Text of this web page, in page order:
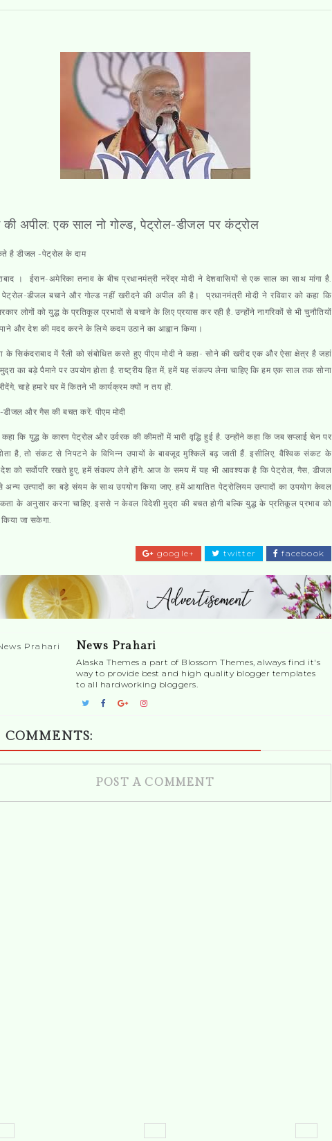
की अपील: एक साल नो गोल्ड, पेट्रोल-डीजल पर कंट्रोल
है डीजल -पेट्रोल के दाम
। ईरान-अमेरिका तनाव के बीच प्रधानमंत्री नरेंद्र मोदी ने देशवासियों से एक साल का साथ मांगा है.
पेट्रोल-डीजल बचाने और गोल्ड नहीं खरीदने की अपील की है। प्रधानमंत्री मोदी ने रविवार को कहा कि
लोगों को युद्ध के प्रतिकूल प्रभावों से बचाने के लिए प्रयास कर रही है. उन्होंने नागरिकों से भी चुनौतियों
और देश की मदद करने के लिये कदम उठाने का आह्वान किया।
के सिकंदराबाद में रैली को संबोधित करते हुए पीएम मोदी ने कहा- सोने की खरीद एक और ऐसा क्षेत्र है जहां
का बड़े पैमाने पर उपयोग होता है. राष्ट्रीय हित में, हमें यह संकल्प लेना चाहिए कि हम एक साल तक सोना
चाहे हमारे घर में कितने भी कार्यक्रम क्यों न तय हों.
डीजल और गैस की बचत करें: पीएम मोदी
कहा कि युद्ध के कारण पेट्रोल और उर्वरक की कीमतों में भारी वृद्धि हुई है. उन्होंने कहा कि जब सप्लाई चेन पर
है, तो संकट से निपटने के विभिन्न उपायों के बावजूद मुश्किलें बढ़ जाती हैं. इसीलिए, वैश्विक संकट के
देश को सर्वोपरि रखते हुए, हमें संकल्प लेने होंगे. आज के समय में यह भी आवश्यक है कि पेट्रोल, गैस, डीजल
उत्पादों का बड़े संयम के साथ उपयोग किया जाए. हमें आयातित पेट्रोलियम उत्पादों का उपयोग केवल
के अनुसार करना चाहिए. इससे न केवल विदेशी मुद्रा की बचत होगी बल्कि युद्ध के प्रतिकूल प्रभाव को
जा सकेगा.
facebook
twitter
google+
News Prahari
Alaska Themes a part of Blossom Themes, always find it's
way to provide best and high quality blogger templates
to all hardworking bloggers.
COMMENTS:
POST A COMMENT